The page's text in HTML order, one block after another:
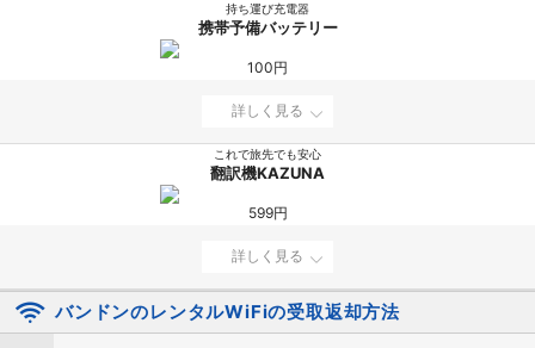
持ち運び充電器
携帯予備バッテリー
100円
詳しく見る
これで旅先でも安心
翻訳機KAZUNA
599円
詳しく見る
バンドンのレンタルWiFiの受取返却方法